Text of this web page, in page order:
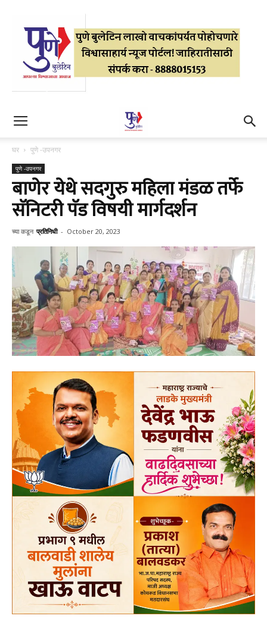
घर पुणे -उपनगर
पुणे -उपनगर
बाणेर येथे सदगुरु महिला मंडळ तर्फे
सॅनिटरी पॅड विषयी मार्गदर्शन
च्या कडून प्रतिनिधी - October 20, 2023